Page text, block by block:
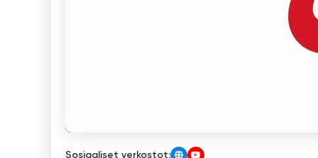
Sosiaaliset verkostot: